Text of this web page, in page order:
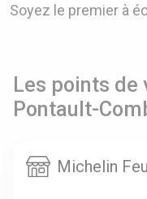
Soyez le premier à
Les points de
Pontault-
Michelin